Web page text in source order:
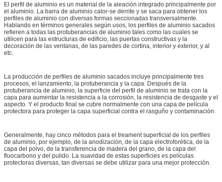
El perfil de aluminio es un material de la aleación integrado principalmente por
el aluminio. La barra de aluminio calor-se derrite y se saca para obtener los
perfiles de aluminio con diversas formas seccionadas transversalmente.
Hablando en términos generales según usos, los perfiles de aluminio sacados
refieren a todas las protuberancias de aluminio tales como las cuales se
utilicen para las estructuras de edificio, las puertas constructivas y la
decoración de las ventanas, de las paredes de cortina, interior y exterior, y al
etc.
La producción de perfiles de aluminio sacados incluye principalmente tres
procesos, el lanzamiento, la protuberancia y la capa. Después de la
protuberancia de aluminio, la superficie del perfil de aluminio se trata con la
capa para aumentar la resistencia a la corrosión, la resistencia de desgaste y el
aspecto. Y el producto final se cubre normalmente con una capa de película
protectora para proteger la capa superficial contra el rasguño y contaminación.
Generalmente, hay cinco métodos para el treament superficial de los perfiles
de aluminio, por ejemplo, de la anodización, de la capa electroforética, de la
capa del polvo, de la transferencia de madera del grano, de la capa del
fluocarbono y del pulido. La suavidad de estas superficies es películas
protectoras diversas, tan diversas se debe utilizar para una mejor protección.